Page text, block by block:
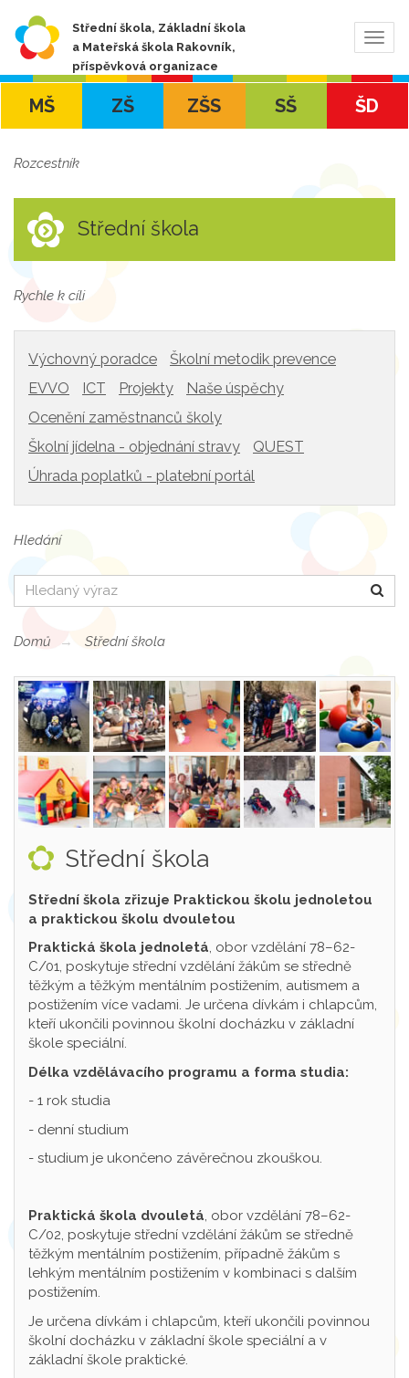
Střední škola, Základní škola
a Mateřská škola Rakovník,
příspěvková organizace
MŠ ZŠ ZŠS SŠ ŠD
Rozcestník
Střední škola
Rychle k cíli
Výchovný poradce
Školní metodik prevence
EVVO
ICT Projekty
Naše úspěchy
Ocenění zaměstnanců školy
Školní jídelna - objednání stravy
QUEST
Úhrada poplatků - platební portál
Hledání
Hledat
Domů Střední škola
Střední škola
Střední škola zřizuje Praktickou školu jednoletou
a praktickou školu dvouletou
Praktická škola jednoletá, obor vzdělání 78–62-
C/01, poskytuje střední vzdělání žákům se středně
těžkým a těžkým mentálním postižením, autismem a
postižením více vadami. Je určena dívkám i chlapcům,
kteří ukončili povinnou školní docházku v základní
škole speciální.
Délka vzdělávacího programu a forma studia:
- 1 rok studia
- denní studium
- studium je ukončeno závěrečnou zkouškou.
Praktická škola dvouletá, obor vzdělání 78–62-
C/02, poskytuje střední vzdělání žákům se středně
těžkým mentálním postižením, případně žákům s
lehkým mentálním postižením v kombinaci s dalším
postižením.
Je určena dívkám i chlapcům, kteří ukončili povinnou
školní docházku v základní škole speciální a v
základní škole praktické.